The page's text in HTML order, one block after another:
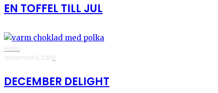
EN TOFFEL TILL JUL
Hälsa
·december 5, 2018·0
DECEMBER DELIGHT